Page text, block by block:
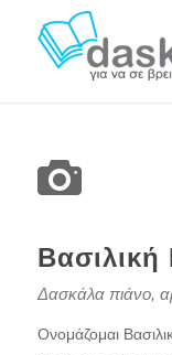
Βασιλική
Δασκάλα πιάνο,
Ονομάζομαι